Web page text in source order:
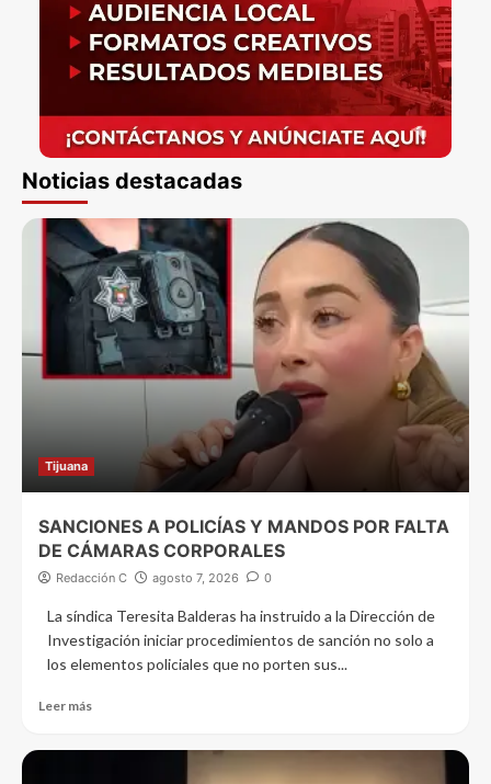
Noticias destacadas
Tijuana
SANCIONES A POLICÍAS Y MANDOS POR FALTA
DE CÁMARAS CORPORALES
Redacción C agosto 7, 2026 0
La síndica Teresita Balderas ha instruido a la Dirección de
Investigación iniciar procedimientos de sanción no solo a
los elementos policiales que no porten sus...
Leer más